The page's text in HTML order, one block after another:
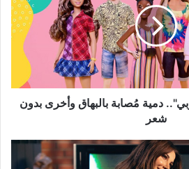
دمية مُصابة بالبهاق وأخرى بدون
شعر